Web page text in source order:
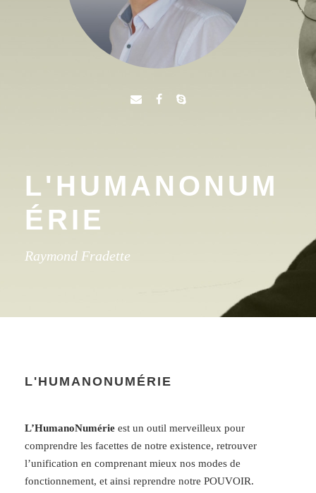
L'HUMANONUM
ÉRIE
Raymond Fradette
L'HUMANONUMÉRIE
L’HumanoNumérie est un outil merveilleux pour
comprendre les facettes de notre existence, retrouver
l’unification en comprenant mieux nos modes de
fonctionnement, et ainsi reprendre notre POUVOIR.